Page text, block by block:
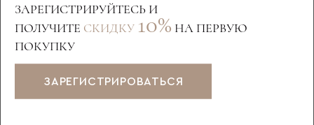
ЗАРЕГИСТРИРУЙТЕСЬ И
ПОЛУЧИТЕ СКИДКУ 10% НА ПЕРВУЮ
ПОКУПКУ
ЗАРЕГИСТРИРОВАТЬСЯ